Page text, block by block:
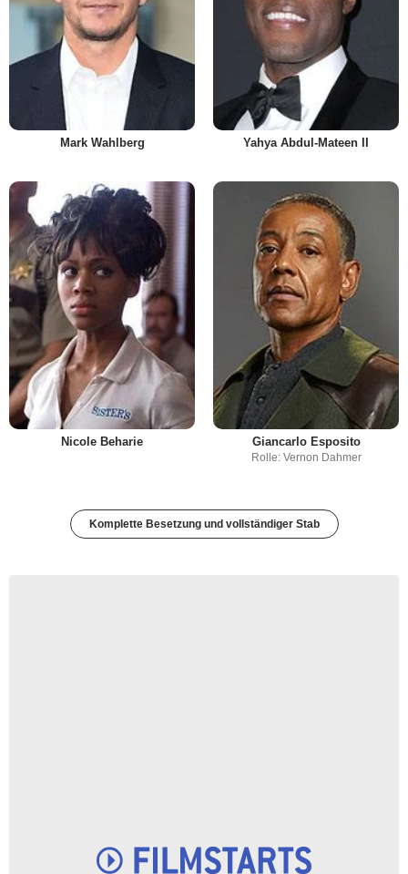
Mark Wahlberg Yahya Abdul-Mateen II
Nicole Beharie Giancarlo Esposito
Rolle: Vernon Dahmer
Komplette Besetzung und vollständiger Stab